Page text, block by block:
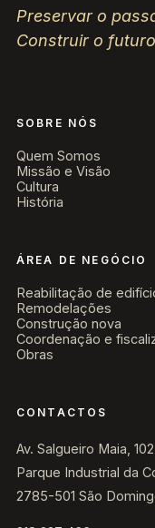
Preservar o
Construir o
SOBRE NÓS
Quem Somos
Missão e Visão
Cultura
História
ÁREA DE NEGÓCIO
Reabilitação de
Remodelações
Construção nova
Coordenação e
Obras
CONTACTOS
Av. Salgueiro Maia,
Parque Industrial da
2785-501 São